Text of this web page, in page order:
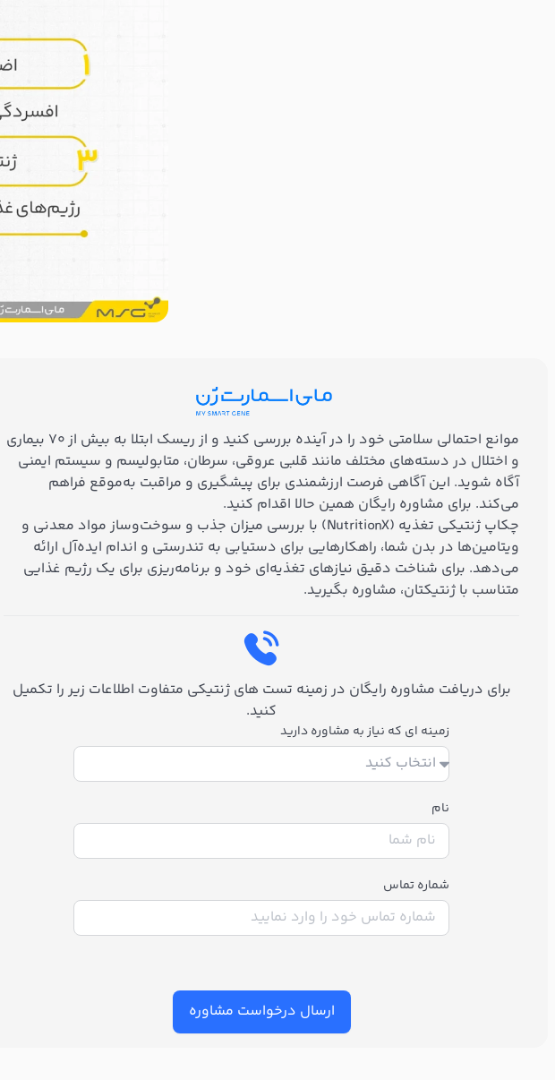
موانع احتمالی سلامتی خود را در آینده بررسی کنید و از ریسک ابتلا به بیش از ۷۰ بیماری
و اختلال در دسته‌های مختلف مانند قلبی عروقی، سرطان، متابولیسم و سیستم ایمنی
آگاه شوید. این آگاهی فرصت ارزشمندی برای پیشگیری و مراقبت به‌موقع فراهم
می‌کند. برای مشاوره رایگان همین حالا اقدام کنید.
چکاپ ژنتیکی تغذیه (NutritionX) با بررسی میزان جذب و سوخت‌وساز مواد معدنی و
ویتامین‌ها در بدن شما، راهکارهایی برای دستیابی به تندرستی و اندام ایده‌آل ارائه
می‌دهد. برای شناخت دقیق نیازهای تغذیه‌ای خود و برنامه‌ریزی برای یک رژیم غذایی
متناسب با ژنتیکتان، مشاوره بگیرید.
برای دریافت مشاوره رایگان در زمینه تست های ژنتیکی متفاوت اطلاعات زیر را تکمیل
کنید.
زمینه ای که نیاز به مشاوره دارید
نام
شماره تماس
ارسال درخواست مشاوره